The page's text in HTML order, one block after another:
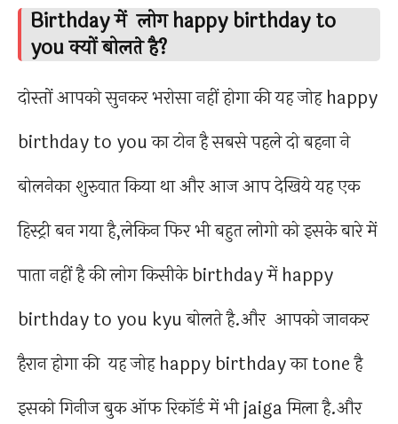
Birthday में लोग happy birthday to
you क्यों बोलते है?
दोस्तों आपको सुनकर भरोसा नहीं होगा की यह जोह happy
birthday to you का टोन है सबसे पहले दो बहना ने
बोलनेका शुरुवात किया था और आज आप देखिये यह एक
हिस्ट्री बन गया है,लेकिन फिर भी बहुत लोगो को इसके बारे में
पाता नहीं है की लोग किसीके birthday में happy
birthday to you kyu बोलते है.और आपको जानकर
हैरान होगा की यह जोह happy birthday का tone है
इसको गिनीज बुक ऑफ रिकॉर्ड में भी jaiga मिला है.और